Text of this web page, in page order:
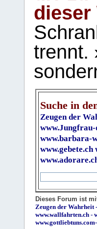
dieser
trennt.
Suche in
Zeugen der
www.barbara-
www.gebete.ch
Dieses Forum ist
Zeugen der Wahrheit-
www.wallfahrten.ch -
www.gottliebtuns.com-